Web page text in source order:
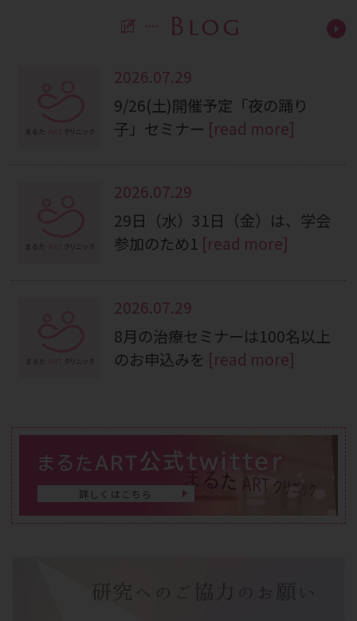
Blog
2026.07.29
9/26(土)開催予定「夜の踊り
子」セミナー [read more]
2026.07.29
29日（水）31日（金）は、学会
参加のため1 [read more]
2026.07.29
8月の治療セミナーは100名以上
のお申込みを [read more]
まるたART 公式twitter
詳しくはこちら